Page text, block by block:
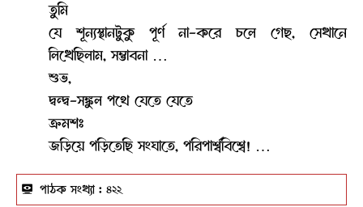
তুমি
যে শূন্যস্থানটুকু পূর্ণ না-করে চলে গেছ, সেখানে
লিখেছিলাম, সম্ভাবনা …
শুভ,
দ্বন্দ্ব-সঙ্কুল পথে যেতে যেতে
ক্রমশঃ
জড়িয়ে পড়িতেছি সংঘাতে, পরিপার্শ্ববিশ্বে! …
পাঠক সংখ্যা : ৪২২